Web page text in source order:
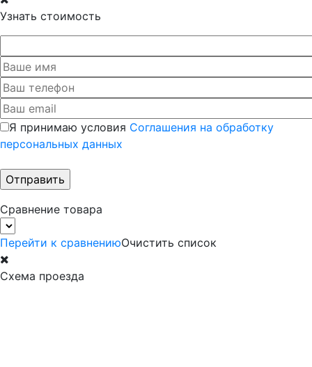
Узнать стоимость
Я принимаю условия Соглашения на обработку
персональных данных
Сравнение товара
Перейти к сравнениюОчистить список
Схема проезда